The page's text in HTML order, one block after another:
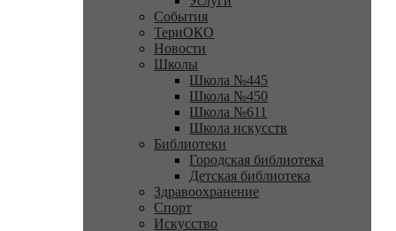
События
ТериОКО
Новости
Школы
Школа №445
Школа №450
Школа №611
Школа искусств
Библиотеки
Городская библиотека
Детская библиотека
Здравоохранение
Спорт
Искусство